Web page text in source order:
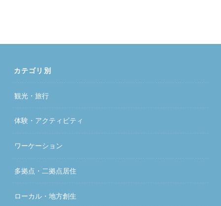
カテゴリ別
観光・旅行
体験・アクティビティ
ワーケーション
多拠点・二拠点居住
ローカル・地方創生